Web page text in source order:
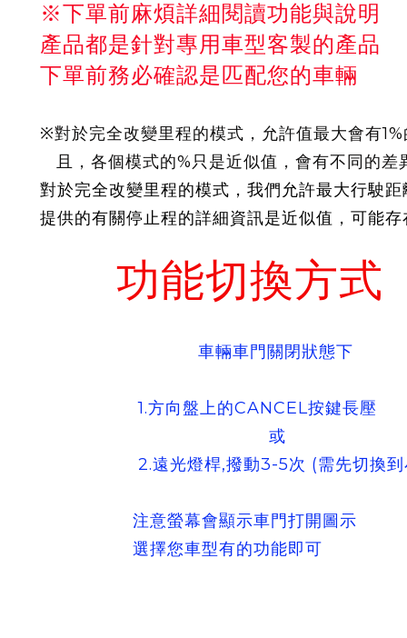
※下單前麻煩詳細閱讀功能與說明
產品都是針對專用車型客製的產品
下單前務必確認是匹配您的車輛
※對於完全改變里程的模式，允許值最大會有
且，各個模式的%只是近似值，會有不同的差
對於完全改變里程的模式，我們允許最大行駛距
提供的有關停止程的詳細資訊是近似值，可能
功能切換方式
車輛車門關閉狀態下
1.方向盤上的CANCEL按鍵長壓
或
2.遠光燈桿,撥動3-5次 (需先切換到
注意螢幕會顯示車門打開圖示
選擇您車型有的功能即可